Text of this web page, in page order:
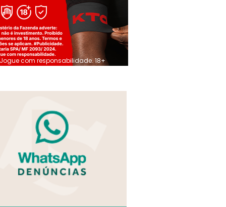
Jogue com responsabilidade. 18+